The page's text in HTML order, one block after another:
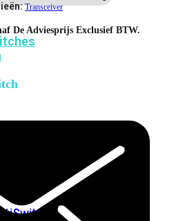
Transceiver
De Adviesprijs Exclusief BTW.